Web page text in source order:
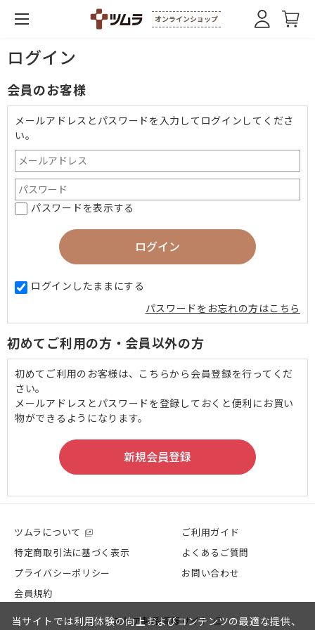
オンラインショップ
ログイン
会員のお客様
メールアドレスとパスワードを入力してログインしてくださ
い。
パスワードを表示する
ログインしたままにする
パスワードをお忘れの方はこちら
初めてご利用の方・会員以外の方
初めてご利用のお客様は、こちらから会員登録を行ってくだ
さい。
メールアドレスとパスワードを登録しておくと便利にお買い
物ができるようになります。
ツムラについて
特定商取引法に基づく表示
プライバシーポリシー
会員規約
ご利用ガイド
よくあるご質問
お問い合わせ
ヘルスケア製品情報サイト
当サイトでは利用体験の向上およびコンテンツの最適な提供、